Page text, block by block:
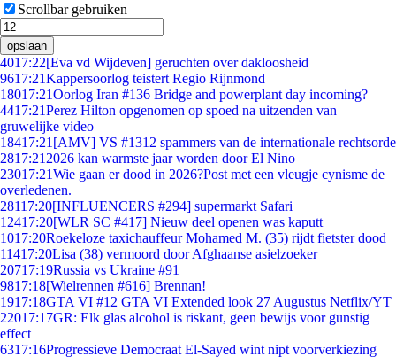
Scrollbar gebruiken
opslaan
4017:22[Eva vd Wijdeven] geruchten over dakloosheid
9617:21Kappersoorlog teistert Regio Rijnmond
18017:21Oorlog Iran #136 Bridge and powerplant day incoming?
4417:21Perez Hilton opgenomen op spoed na uitzenden van
gruwelijke video
18417:21 [AMV] VS #1312 spammers van de internationale rechtsorde
2817:21 2026 kan warmste jaar worden door El Nino
23017:21Wie gaan er dood in 2026?Post met een vleugje cynisme de
overledenen.
28117:20[INFLUENCERS #294] supermarkt Safari
12417:20[WLR SC #417] Nieuw deel openen was kaputt
1017:20Roekeloze taxichauffeur Mohamed M. (35) rijdt fietster dood
11417:20Lisa (38) vermoord door Afghaanse asielzoeker
20717:19Russia vs Ukraine #91
9817:18[Wielrennen #616] Brennan!
1917:18GTA VI #12 GTA VI Extended look 27 Augustus Netflix/YT
22017:17GR: Elk glas alcohol is riskant, geen bewijs voor gunstig
effect
6317:16Progressieve Democraat El-Sayed wint nipt voorverkiezing